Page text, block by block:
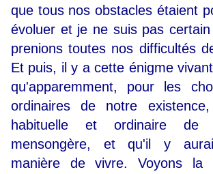
que tous nos obstacles étaient
évoluer et je ne suis pas
prenions toutes nos difficultés
Et puis, il y a cette énigme
qu'apparemment, pour les
ordinaires de notre
habituelle et ordinaire de
mensongère, et qu'il y
manière de vivre. Voyons